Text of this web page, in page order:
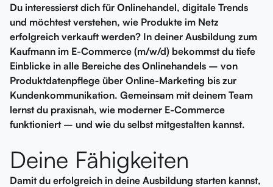
Du interessierst dich für Onlinehandel, digitale Trends
und möchtest verstehen, wie Produkte im Netz
erfolgreich verkauft werden? In deiner Ausbildung zum
Kaufmann im E-Commerce (m/w/d) bekommst du tiefe
Einblicke in alle Bereiche des Onlinehandels – von
Produktdatenpflege über Online-Marketing bis zur
Kundenkommunikation. Gemeinsam mit deinem Team
lernst du praxisnah, wie moderner E-Commerce
funktioniert – und wie du selbst mitgestalten kannst.
Deine Fähigkeiten
Damit du erfolgreich in deine Ausbildung starten kannst,